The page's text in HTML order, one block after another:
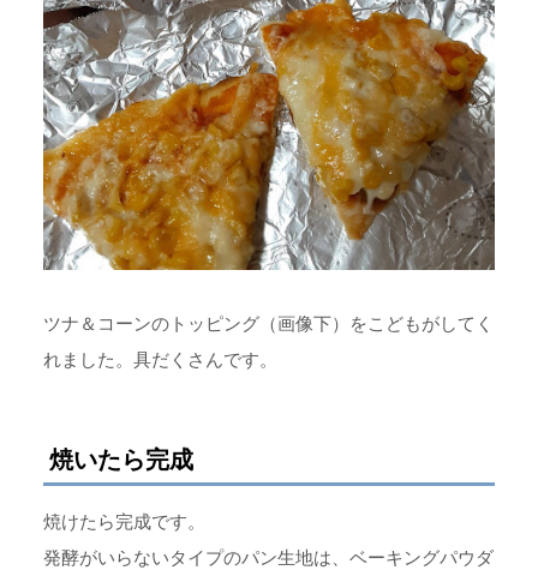
ツナ＆コーンのトッピング（画像下）をこどもがしてく
れました。具だくさんです。
焼いたら完成
焼けたら完成です。
発酵がいらないタイプのパン生地は、ベーキングパウダ